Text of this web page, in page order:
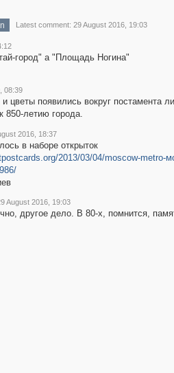
Latest comment: 29 August 2016, 19:03
город" а "Площадь Ногина"
08:39
цветы появились вокруг постамента
850-летию города.
2016, 18:37
в наборе открыток
2013/03/04/moscow-metro-
August 2016, 19:03
другое дело. В 80-х, помнится,